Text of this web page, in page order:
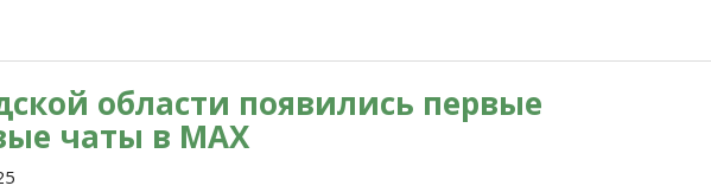
области появились первые
чаты в МАХ